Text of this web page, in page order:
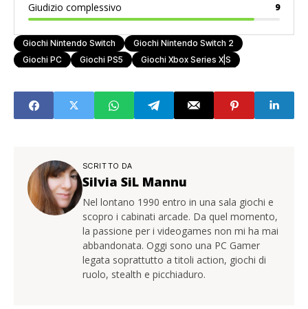
Giudizio complessivo
9
Giochi Nintendo Switch
Giochi Nintendo Switch 2
Giochi PC
Giochi PS5 Giochi Xbox Series X|S
SCRITTO DA
Silvia SiL Mannu
Nel lontano 1990 entro in una sala giochi e
scopro i cabinati arcade. Da quel momento,
la passione per i videogames non mi ha mai
abbandonata. Oggi sono una PC Gamer
legata soprattutto a titoli action, giochi di
ruolo, stealth e picchiaduro.